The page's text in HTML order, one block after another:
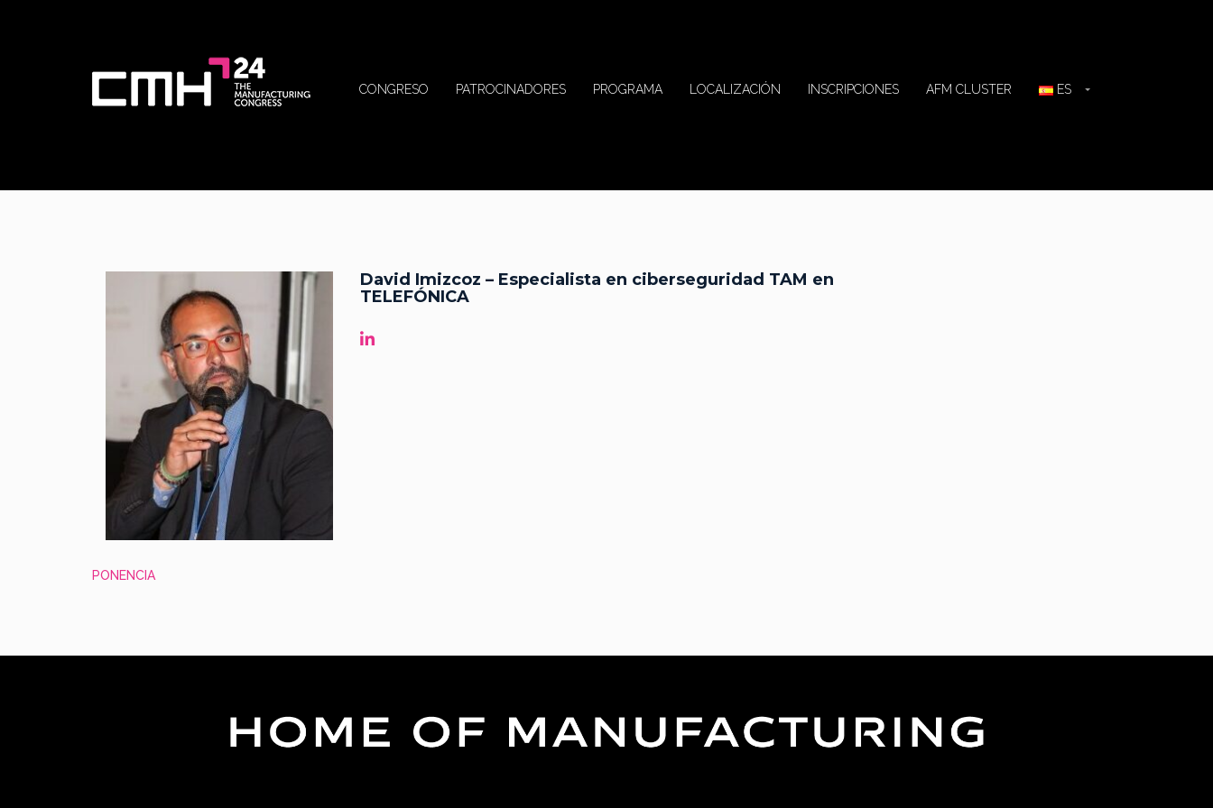
CONGRESO PATROCINADORES PROGRAMA LOCALIZACIÓN INSCRIPCIONES AFM CLUSTER ES
David Imizcoz – Especialista en ciberseguridad TAM en
TELEFÓNICA
PONENCIA